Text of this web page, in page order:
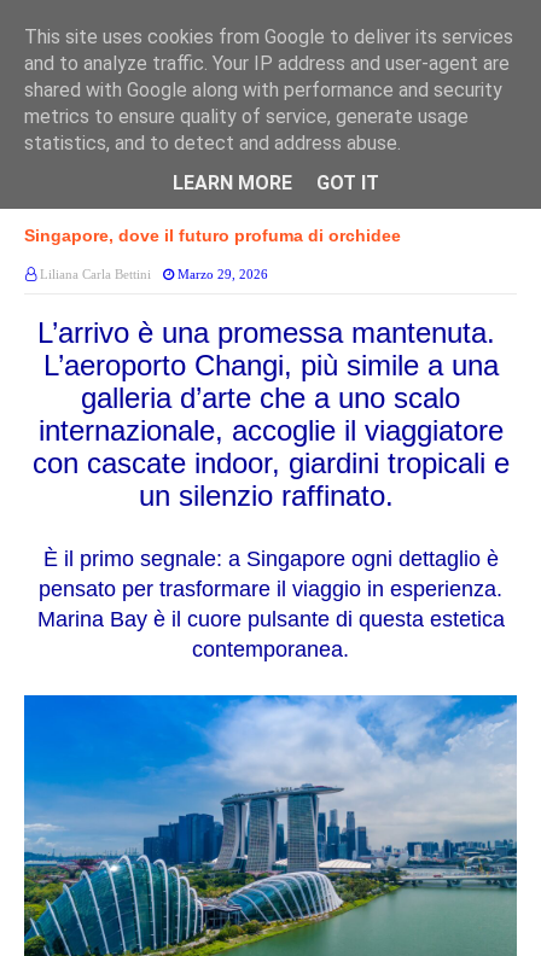
Singapore, dove il futuro profuma di orchidee
Liliana Carla Bettini Marzo 29, 2026
L’arrivo è una promessa mantenuta.
L’aeroporto Changi, più simile a una
galleria d’arte che a uno scalo
internazionale, accoglie il viaggiatore
con cascate indoor, giardini tropicali e
un silenzio raffinato.
È il primo segnale: a Singapore ogni dettaglio è
pensato per trasformare il viaggio in esperienza.
Marina Bay è il cuore pulsante di questa estetica
contemporanea.
This site uses cookies from Google to deliver its services
and to analyze traffic. Your IP address and user-agent are
shared with Google along with performance and security
metrics to ensure quality of service, generate usage
statistics, and to detect and address abuse.
LEARN MORE
GOT IT